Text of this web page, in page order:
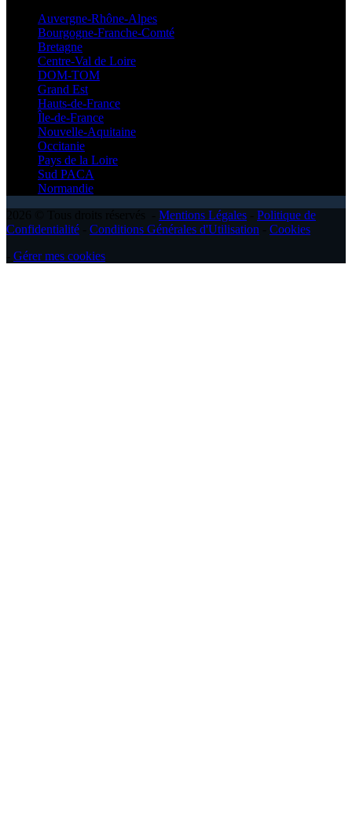
Auvergne-Rhône-Alpes
Bourgogne-Franche-Comté
Bretagne
Centre-Val de Loire
DOM-TOM
Grand Est
Hauts-de-France
Île-de-France
Nouvelle-Aquitaine
Occitanie
Pays de la Loire
Sud PACA
Normandie
Mentions Légales
Politique de
Confidentialité
Conditions Générales d'Utilisation
Cookies
Gérer mes cookies